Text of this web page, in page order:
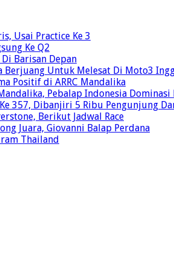
Usai Practice Ke 3
Ke Q2
Barisan Depan
Berjuang Untuk Melesat Di Moto3
Positif di ARRC Mandalika
Pebalap Indonesia Dominasi
357, Dibanjiri 5 Ribu Pengunjung
Berikut Jadwal Race
Juara, Giovanni Balap Perdana
Thailand